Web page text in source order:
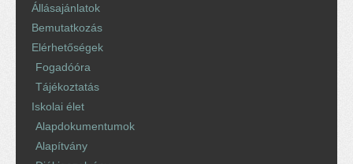
Állásajánlatok
Bemutatkozás
Elérhetőségek
Fogadóóra
Tájékoztatás
Iskolai élet
Alapdokumentumok
Alapítvány